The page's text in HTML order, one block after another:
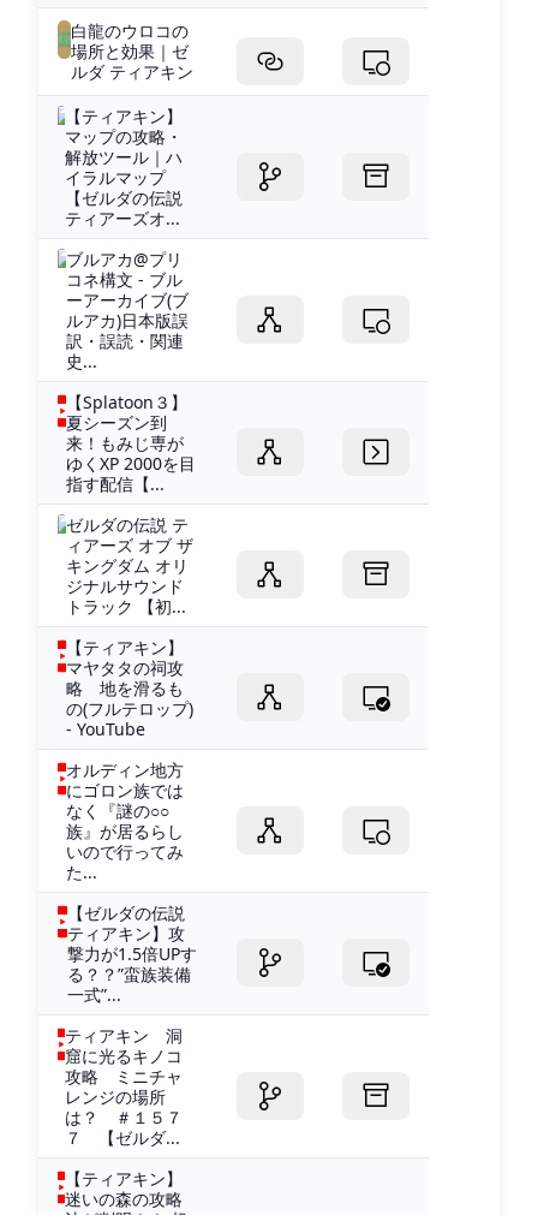
白龍のウロコの
場所と効果｜ゼ
ルダ ティアキン
【ティアキン】
マップの攻略・
解放ツール｜ハ
イラルマップ
【ゼルダの伝説
ティアーズオ...
ブルアカ@プリ
コネ構文 - ブル
ーアーカイブ(ブ
ルアカ)日本版誤
訳・誤読・関連
史...
【Splatoon３】
夏シーズン到
来！もみじ専が
ゆくXP 2000を目
指す配信【...
ゼルダの伝説 テ
ィアーズ オブ ザ
キングダム オリ
ジナルサウンド
トラック 【初...
【ティアキン】
マヤタタの祠攻
略 地を滑るも
の(フルテロップ)
- YouTube
オルディン地方
にゴロン族では
なく『謎の○○
族』が居るらし
いので行ってみ
た...
【ゼルダの伝説
ティアキン】攻
撃力が1.5倍UPす
る？？”蛮族装備
一式”...
ティアキン 洞
窟に光るキノコ
攻略 ミニチャ
レンジの場所
は？ ＃１５７
７ 【ゼルダ...
【ティアキン】
迷いの森の攻略